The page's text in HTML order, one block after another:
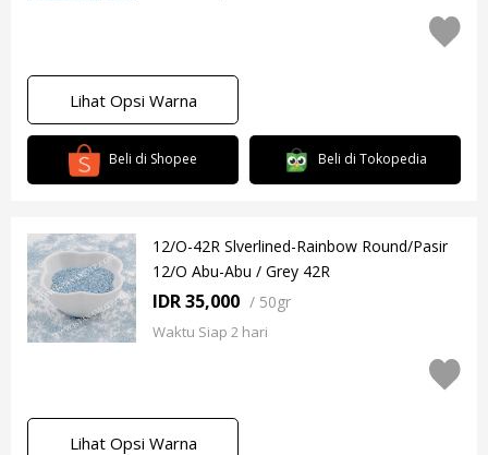
Lihat Opsi Warna
Beli di Shopee Beli di Tokopedia
12/O-42R Slverlined-Rainbow Round/Pasir
12/O Abu-Abu / Grey 42R
IDR 35,000 / 50gr
Waktu Siap 2 hari
Lihat Opsi Warna